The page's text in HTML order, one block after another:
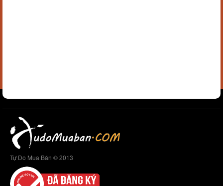
Tự Do Mua Bán © 2013